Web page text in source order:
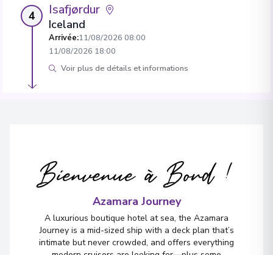
4 Isafjørdur
Iceland
Arrivée:11/08/2026 08:00
11/08/2026 18:00
Voir plus de détails et informations
Voir plus de détails et informations
Nanortalik
Greenland
Arrivée
15/08/2026 08:00
15/08/2026 19:00
Bienvenue à Bord !
Azamara Journey
A luxurious boutique hotel at sea, the Azamara
Journey is a mid-sized ship with a deck plan that’s
intimate but never crowded, and offers everything